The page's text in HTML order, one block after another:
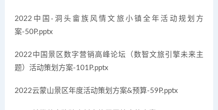
2022中国·洞头畲族风情文旅小镇全年活动规划方
案-50P.pptx
2022中国景区数字营销高峰论坛（数智文旅引擎未来主
题）活动策划方案-101P.pptx
2022云蒙山景区年度活动策划方案&预算-59P.pptx